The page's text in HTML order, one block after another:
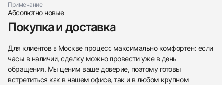
Примечание
Абсолютно новые
Покупка и доставка
Для клиентов в Москве процесс максимально комфортен: если
часы в наличии, сделку можно провести уже в день
обращения. Мы ценим ваше доверие, поэтому готовы
встретиться как в нашем офисе, так и в любом крупном